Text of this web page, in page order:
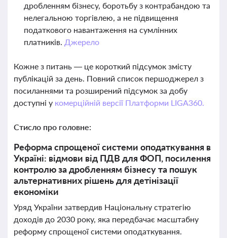
дробленням бізнесу, боротьбу з контрабандою та
нелегальною торгівлею, а не підвищення
податкового навантаження на сумлінних
платників. Джерело
Кожне з питань — це короткий підсумок змісту
публікацій за день. Повний список першоджерел з
посиланнями та розширений підсумок за добу
доступні у комерційній версії Платформи LIGA360.
Стисло про головне:
Реформа спрощеної системи оподаткування в
Україні: відмови від ПДВ для ФОП, посилення
контролю за дробленням бізнесу та пошук
альтернативних рішень для детінізації
економіки
Уряд України затвердив Національну стратегію
доходів до 2030 року, яка передбачає масштабну
реформу спрощеної системи оподаткування.